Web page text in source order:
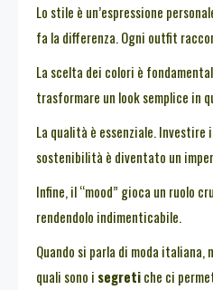
Lo stile è un’espressione
fa la differenza. Ogni outfit
La scelta dei colori è
trasformare un look semplice in
La qualità è essenziale.
sostenibilità è diventato un
Infine, il “mood” gioca un ruolo
rendendolo indimenticabile.
Quando si parla di moda italiana,
quali sono i segretiche ci